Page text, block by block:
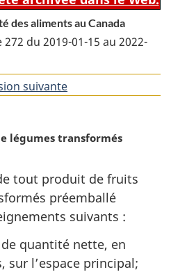
des aliments au Canada
du 2019-01-15 au 2022-
suivante
légumes transformés
tout produit de fruits
préemballé
suivants :
quantité nette, en
sur l’espace principal;